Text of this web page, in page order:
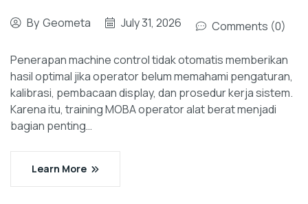
By Geometa July 31, 2026 Comments (0)
Penerapan machine control tidak otomatis memberikan
hasil optimal jika operator belum memahami pengaturan,
kalibrasi, pembacaan display, dan prosedur kerja sistem.
Karena itu, training MOBA operator alat berat menjadi
bagian penting…
Learn More